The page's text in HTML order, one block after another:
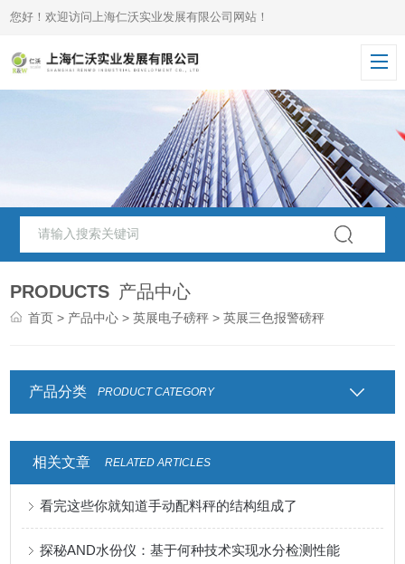
您好！欢迎访问上海仁沃实业发展有限公司网站！
PRODUCTS 产品中心
首页 > 产品中心 >英展电子磅秤 > 英展三色报警磅秤
产品分类 PRODUCT CATEGORY
相关文章 RELATED ARTICLES
看完这些你就知道手动配料秤的结构组成了
探秘AND水份仪：基于何种技术实现水分检测性能